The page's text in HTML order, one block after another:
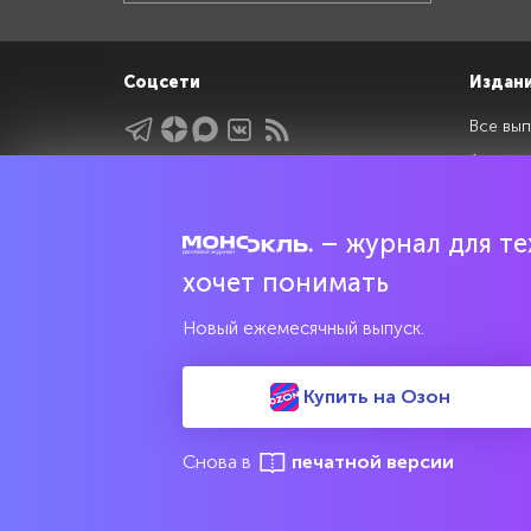
Соцсети
Интервью
Все
Архив
Свидетельство о регистрации средства массовой
культурного наследия
© 2017—2026 АНО «Творческий коллектив Эксперт»
– журнал для
хочет понимать
Новый ежемесячный выпуск.
Купить на Озон
Снова в печатной версии